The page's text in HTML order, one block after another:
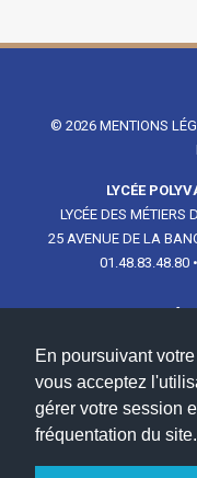
En poursuivant
vous acceptez
gérer votre session
fréquentation du site.
© 2026 MENTIONS
LYCÉE
LYCÉE DES MÉTIERS
25 AVENUE DE LA
01.48.83.48.80•